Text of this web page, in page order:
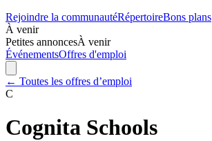
Rejoindre la communautéRépertoireBons plans
À venir
Petites annoncesÀ venir
ÉvénementsOffres d'emploi
← Toutes les offres d’emploi
C
Cognita Schools